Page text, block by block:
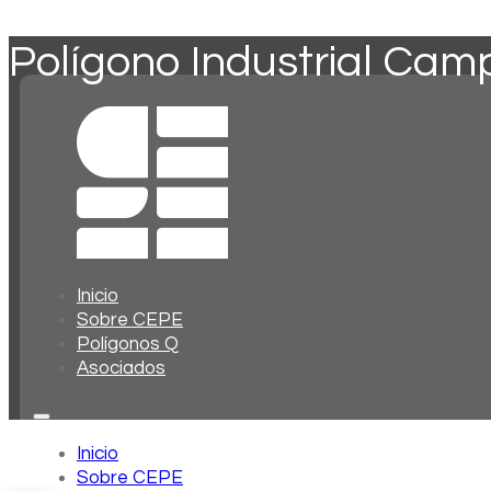
Inicio
Sobre CEPE
Polígonos Q
Asociados
Inicio
Sobre CEPE
Polígono Industrial